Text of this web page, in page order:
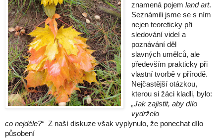
znamená pojem land art.
Seznámili jsme se s ním
nejen teoreticky při
sledování videí a
poznávání děl
slavných umělců, ale
především prakticky při
vlastní tvorbě v přírodě.
Nejčastější otázkou,
kterou si žáci kladli, bylo:
„Jak zajistit, aby dílo
vydrželo
co nejdéle?“Z naší diskuze však vyplynulo, že ponechat dílo
působení